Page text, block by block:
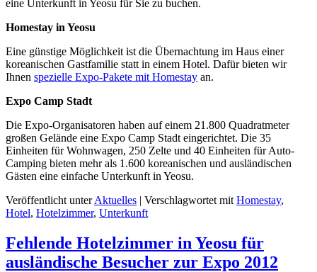
eine Unterkunft in Yeosu für Sie zu buchen.
Homestay in Yeosu
Eine günstige Möglichkeit ist die Übernachtung im Haus einer
koreanischen Gastfamilie statt in einem Hotel. Dafür bieten wir
Ihnen spezielle Expo-Pakete mit Homestay an.
Expo Camp Stadt
Die Expo-Organisatoren haben auf einem 21.800 Quadratmeter
großen Gelände eine Expo Camp Stadt eingerichtet. Die 35
Einheiten für Wohnwagen, 250 Zelte und 40 Einheiten für Auto-
Camping bieten mehr als 1.600 koreanischen und ausländischen
Gästen eine einfache Unterkunft in Yeosu.
Veröffentlicht unter Aktuelles | Verschlagwortet mit Homestay,
Hotel, Hotelzimmer, Unterkunft
Fehlende Hotelzimmer in Yeosu für
ausländische Besucher zur Expo 2012